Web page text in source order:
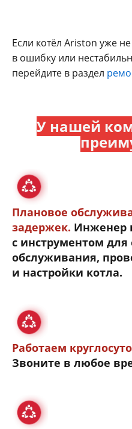
Если котёл Ariston уже не
в ошибку или
перейдите в раздел
У нашей
Плановое
задержек. Инженер
с инструментом для
обслуживания,
и настройки котла.
Работаем
Звоните в любое